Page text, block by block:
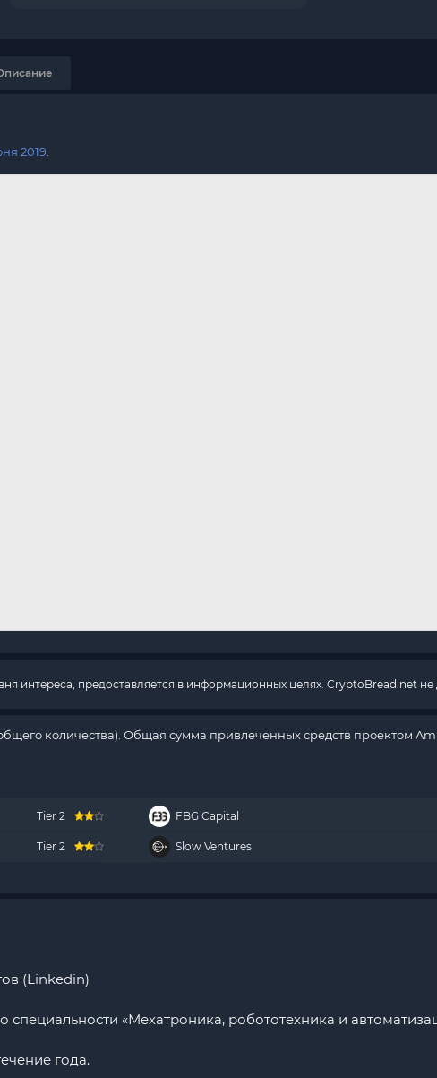
2019
интереса, предоставляется в информационных целях. CryptoBread.net не
количества). Общая сумма привлеченных средств проектом
Tier 2 FBG Capital
Tier 2 Slow Ventures
(Linkedin)
«Мехатроника, робототехника и
года.